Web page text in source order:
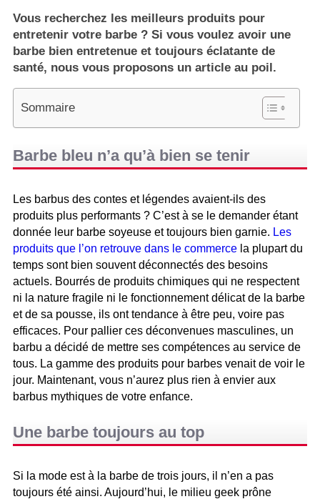
Vous recherchez les meilleurs produits pour
entretenir votre barbe ? Si vous voulez avoir une
barbe bien entretenue et toujours éclatante de
santé, nous vous proposons un article au poil.
Sommaire
Barbe bleu n’a qu’à bien se tenir
Les barbus des contes et légendes avaient-ils des
produits plus performants ? C’est à se le demander étant
donnée leur barbe soyeuse et toujours bien garnie. Les
produits que l’on retrouve dans le commerce la plupart du
temps sont bien souvent déconnectés des besoins
actuels. Bourrés de produits chimiques qui ne respectent
ni la nature fragile ni le fonctionnement délicat de la barbe
et de sa pousse, ils ont tendance à être peu, voire pas
efficaces. Pour pallier ces déconvenues masculines, un
barbu a décidé de mettre ses compétences au service de
tous. La gamme des produits pour barbes venait de voir le
jour. Maintenant, vous n’aurez plus rien à envier aux
barbus mythiques de votre enfance.
Une barbe toujours au top
Si la mode est à la barbe de trois jours, il n’en a pas
toujours été ainsi. Aujourd’hui, le milieu geek prône